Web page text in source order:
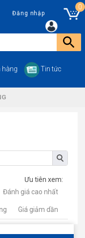
Đăng nhập
0
hàng Tin tức
Ưu tiên xem:
Đánh giá cao nhất
Giá giảm dần